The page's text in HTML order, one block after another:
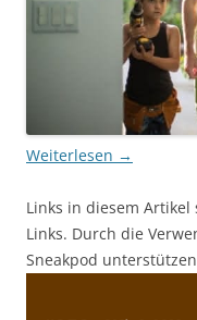
Weiterlesen →
Links in diesem
Links. Durch die
Sneakpod